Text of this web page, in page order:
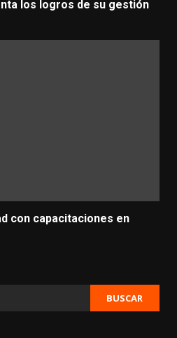
los logros de su gestión
con capacitaciones en
BUSCAR